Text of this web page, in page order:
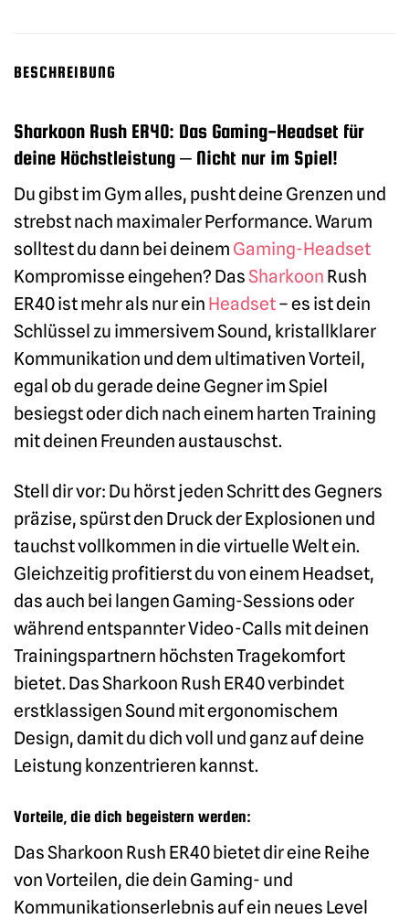
BESCHREIBUNG
Sharkoon Rush ER40: Das Gaming-Headset für
deine Höchstleistung – Nicht nur im Spiel!
Du gibst im Gym alles, pusht deine Grenzen und
strebst nach maximaler Performance. Warum
solltest du dann bei deinem Gaming-Headset
Kompromisse eingehen? DasSharkoon Rush
ER40 ist mehr als nur ein Headset– es ist dein
Schlüssel zu immersivem Sound, kristallklarer
Kommunikation und dem ultimativen Vorteil,
egal ob du gerade deine Gegner im Spiel
besiegst oder dich nach einem harten Training
mit deinen Freunden austauschst.
Stell dir vor: Du hörst jeden Schritt des Gegners
präzise, spürst den Druck der Explosionen und
tauchst vollkommen in die virtuelle Welt ein.
Gleichzeitig profitierst du von einem Headset,
das auch bei langen Gaming-Sessions oder
während entspannter Video-Calls mit deinen
Trainingspartnern höchsten Tragekomfort
bietet. Das Sharkoon Rush ER40 verbindet
erstklassigen Sound mit ergonomischem
Design, damit du dich voll und ganz auf deine
Leistung konzentrieren kannst.
Vorteile, die dich begeistern werden:
Das Sharkoon Rush ER40 bietet dir eine Reihe
von Vorteilen, die dein Gaming- und
Kommunikationserlebnis auf ein neues Level